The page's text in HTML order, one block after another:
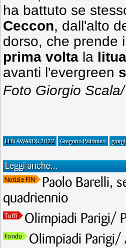
ha battuto se
Ceccon, dall'alto
dorso, che prende
prima volta la
avanti l'evergreen
Foto Giorgio
LEN AWARDS 2022 Gregorio Paltrinieri
Leggi anche...
Notizie FIN
Paolo Barelli,
quadriennio
Tuffi Olimpiadi Parigi/
Fondo
Olimpiadi Parigi/